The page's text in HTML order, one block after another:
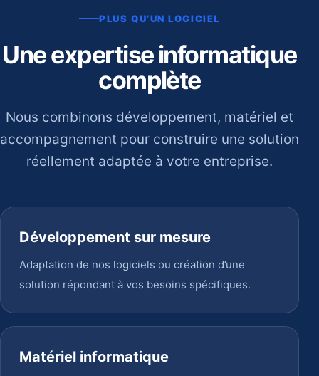
PLUS QU’UN LOGICIEL
Une expertise informatique
complète
Nous combinons développement, matériel et
accompagnement pour construire une solution
réellement adaptée à votre entreprise.
Développement sur mesure
Adaptation de nos logiciels ou création d’une
solution répondant à vos besoins spécifiques.
Matériel informatique